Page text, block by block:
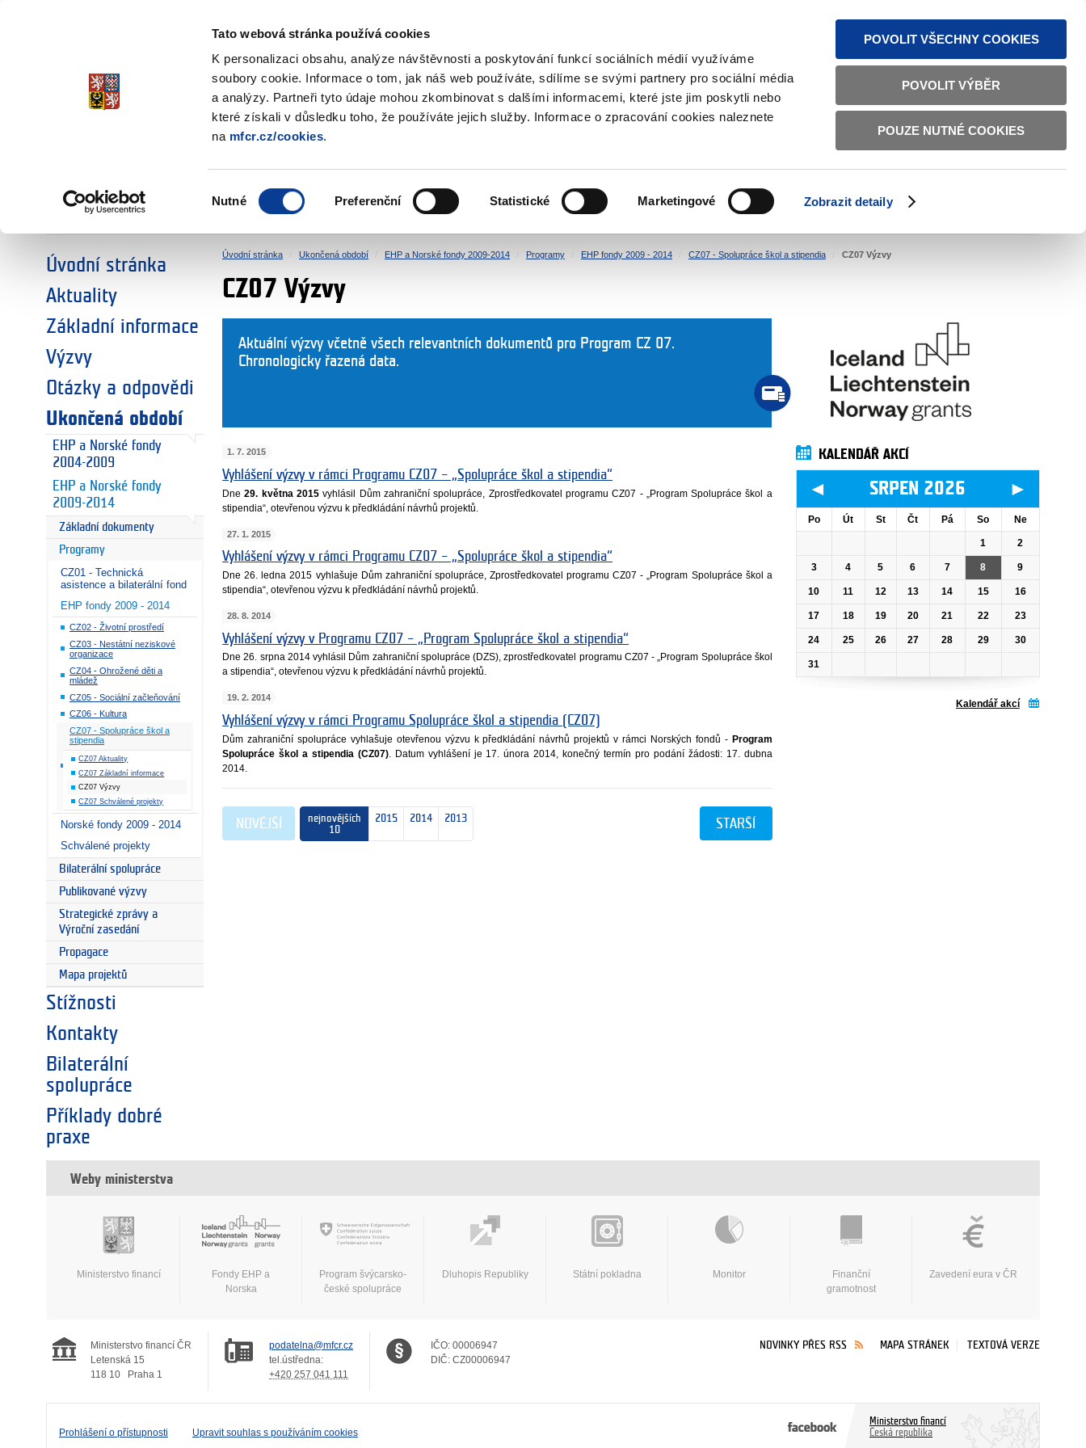
Tato webová stránka používá cookies
K personalizaci obsahu, analýze návštěvnosti a poskytování funkcí sociálních médií využíváme
soubory cookie. Informace o tom, jak náš web používáte, sdílíme se svými partnery pro sociální média
a analýzy. Partneři tyto údaje mohou zkombinovat s dalšími informacemi, které jste jim poskytli nebo
které získali v důsledku toho, že používáte jejich služby. Informace o zpracování cookies naleznete
na mfcr.cz/cookies.
souhlasu
Nutné Preferenční Statistické Marketingové Zobrazit detaily
POVOLIT VŠECHNY COOKIES
POVOLIT VÝBĚR
POUZE NUTNÉ COOKIES
TEXTOVÁ VERZE ČESKY ENGLISH
Fondy EHP a Norska
ZVOLTE SI OBLAST:
SOCIÁLNÍ DIALOG ŽIVOTNÍ PROSTŘEDÍ LIDSKÁ PRÁVA SPRAVEDLNOST VNITŘNÍ VĚCI BILATERÁLNÍ SPOLUPRÁCE
Úvodní stránka
Aktuality
Základní informace
Výzvy
Otázky a odpovědi
Ukončená období
EHP a Norské fondy
2004-2009
EHP a Norské fondy
2009-2014
Základní dokumenty
Programy
CZ01 - Technická
asistence a bilaterální fond
EHP fondy 2009 - 2014
CZ02 - Životní prostředí
CZ03 - Nestátní neziskové
organizace
CZ04 - Ohrožené děti a
mládež
CZ05 - Sociální začleňování
CZ06 - Kultura
CZ07 - Spolupráce škol a
stipendia
CZ07 Aktuality
CZ07 Základní informace
CZ07 Výzvy
CZ07 Schválené projekty
Norské fondy 2009 - 2014
Schválené projekty
Bilaterální spolupráce
Publikované výzvy
Strategické zprávy a
Výroční zasedání
Propagace
Mapa projektů
Stížnosti
Kontakty
Bilaterální
spolupráce
Příklady dobré
praxe
Úvodní stránka Ukončená období EHP a Norské fondy 2009-2014 Programy EHP fondy 2009 - 2014 CZ07 - Spolupráce škol a stipendia CZ07 Výzvy
CZ07 Výzvy
Aktuální výzvy včetně všech relevantních dokumentů pro Program CZ 07.
Chronologicky řazená data.
1. 7. 2015
Vyhlášení výzvy v rámci Programu CZ07 – „Spolupráce škol a stipendia“
Dne29. května 2015 vyhlásil Dům zahraniční spolupráce, Zprostředkovatel programu CZ07 - „Program Spolupráce škol a
stipendia“, otevřenou výzvu k předkládání návrhů projektů.
27. 1. 2015
Vyhlášení výzvy v rámci Programu CZ07 – „Spolupráce škol a stipendia“
Dne 26. ledna 2015 vyhlašuje Dům zahraniční spolupráce, Zprostředkovatel programu CZ07 - „Program Spolupráce škol a
stipendia“, otevřenou výzvu k předkládání návrhů projektů.
28. 8. 2014
Vyhlášení výzvy v Programu CZ07 – „Program Spolupráce škol a stipendia“
Dne 26. srpna 2014 vyhlásil Dům zahraniční spolupráce (DZS), zprostředkovatel programu CZ07 - „Program Spolupráce škol
a stipendia“, otevřenou výzvu k předkládání návrhů projektů.
19. 2. 2014
Vyhlášení výzvy v rámci Programu Spolupráce škol a stipendia (CZ07)
Dům zahraniční spolupráce vyhlašuje otevřenou výzvu k předkládání návrhů projektů v rámci Norských fondů - Program
Spolupráce škol a stipendia (CZ07). Datum vyhlášení je 17. února 2014, konečný termín pro podání žádosti: 17. dubna
2014.
nejnovějších
10
2015 2014 2013
NOVĚJŠÍ STARŠÍ
KALENDÁŘ AKCÍ
◄ SRPEN 2026 ►
Po Út St Čt Pá So Ne
1 2
3 4 5 6 7 8 9
10 11 12 13 14 15 16
17 18 19 20 21 22 23
24 25 26 27 28 29 30
31
Kalendář akcí
Weby ministerstva
Ministerstvo financí
Fondy EHP a
Norska
Program švýcarsko-
české spolupráce
Dluhopis Republiky Státní pokladna Monitor
Finanční
gramotnost
Zavedení eura v ČR
Ministerstvo financí ČR
Letenská 15
118 10
Praha 1
podatelna@mfcr.cz
tel.ústředna:
+420 257 041 111
IČO: 00006947
DIČ: CZ00006947
NOVINKY PŘES RSS MAPA STRÁNEK TEXTOVÁ VERZE
Prohlášení o přístupnosti Upravit souhlas s používáním cookies
Ministerstvo financí
Česká republika